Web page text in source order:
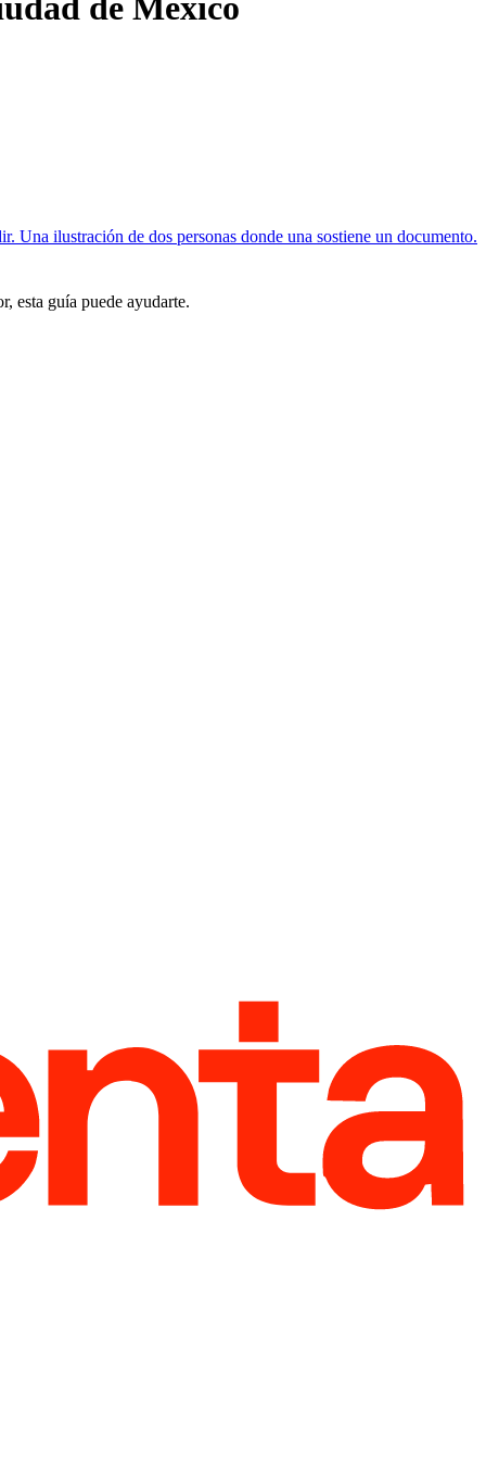
esta guía puede ayudarte.